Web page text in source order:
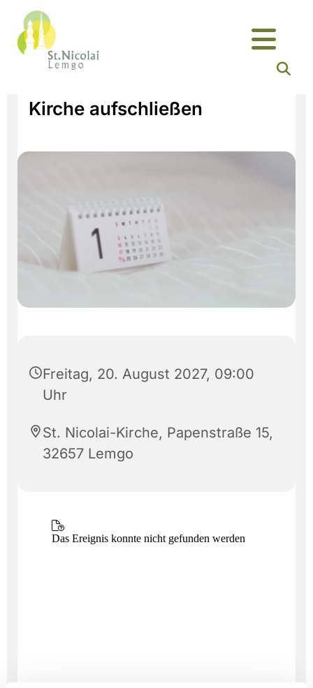
Kirche aufschließen
Freitag, 20. August 2027, 09:00
Uhr
St. Nicolai-Kirche, Papenstraße 15,
32657 Lemgo